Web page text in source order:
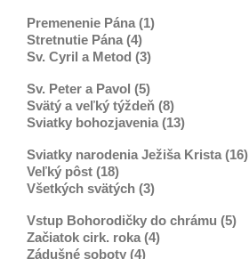
Premenenie Pána (1)
Stretnutie Pána (4)
Sv. Cyril a Metod (3)
Sv. Peter a Pavol (5)
Svätý a veľký týždeň (8)
Sviatky bohozjavenia (13)
Sviatky narodenia Ježiša Krista (16)
Veľký pôst (18)
Všetkých svätých (3)
Vstup Bohorodičky do chrámu (5)
Začiatok cirk. roka (4)
Zádušné soboty (4)